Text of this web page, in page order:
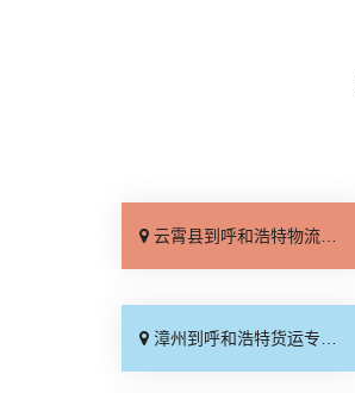
云霄县到呼和浩特物流专线_需要几天「省事省心」
漳州到呼和浩特货运专线-漳州到呼和浩特物流公司_送货上门「运价行情」